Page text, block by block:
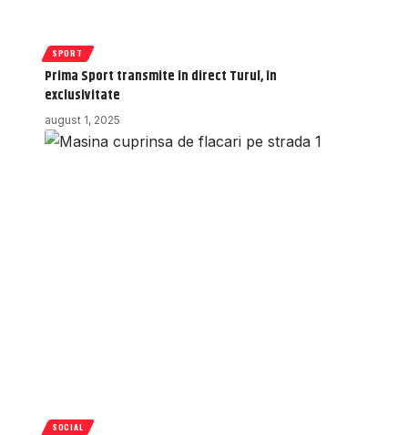
SPORT
Prima Sport transmite în direct Turul, în
exclusivitate
august 1, 2025
SOCIAL